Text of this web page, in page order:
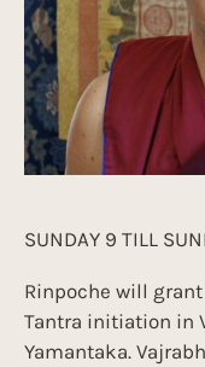
SUNDAY 9 TILL
Rinpoche will
Tantra initiation in
Yamantaka.